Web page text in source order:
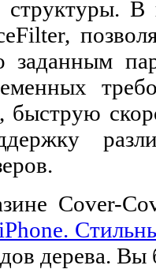
В
заданным
Cover-
дерева.